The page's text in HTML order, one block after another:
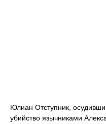
Юлиан Отступник,
убийство язычниками